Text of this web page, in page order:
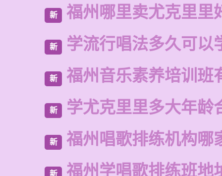
新 福州哪里卖尤克里里
新 学流行唱法多久可以
新 福州音乐素养培训班
新 学尤克里里多大年龄
新 福州唱歌排练机构哪
新 福州学唱歌排练班地